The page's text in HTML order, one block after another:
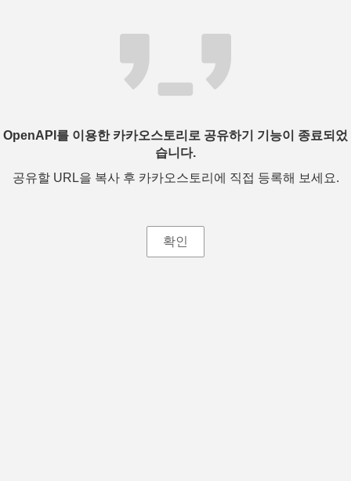
OpenAPI를 이용한 카카오스토리로 공유하기 기능이 종료되었
습니다.
공유할 URL을 복사 후 카카오스토리에 직접 등록해 보세요.
확인